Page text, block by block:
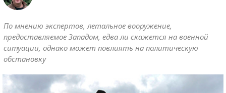
По мнению экспертов, летальное вооружение,
предоставляемое Западом, едва ли скажется на военной
ситуации, однако может повлиять на политическую
обстановку